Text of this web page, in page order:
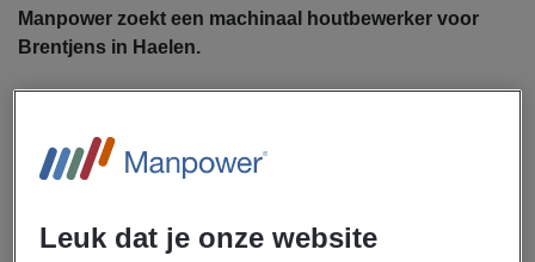
Manpower zoekt een machinaal houtbewerker voor
Brentjens in Haelen.
bewerkingscentrum met machines uit het topsegment. Jij
produceert unieke maatwerkproducten voor uiteenlopende
verantwoordelijkheid: je bent een belangrijke speler
Leuk dat je onze website